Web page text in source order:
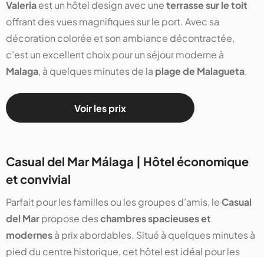
Valeriaest un hôtel design avec uneterrasse sur le toit
offrant des vues magnifiques sur le port. Avec sa
décoration colorée et son ambiance décontractée,
c’est un excellent choix pour un séjour moderne à
Malaga, à quelques minutes de la plage de Malagueta.
Voir les prix
Casual del Mar Málaga | Hôtel économique
et convivial
Parfait pour les familles ou les groupes d’amis, le Casual
del Marpropose deschambres spacieuses et
modernesà prix abordables. Situé à quelques minutes à
pied du centre historique, cet hôtel est idéal pour les